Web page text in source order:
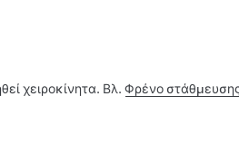
χειροκίνητα. Βλ. Φρένο